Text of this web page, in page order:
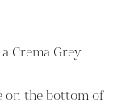
Crema Grey
on the bottom of